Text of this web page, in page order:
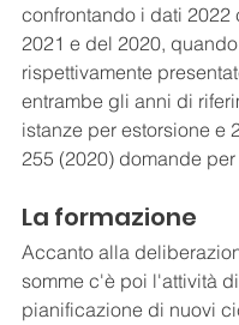
confrontando i dati 2022
2021 e del 2020,
rispettivamente
entrambe gli anni di
istanze per estorsione e
255 (2020) domande per
La formazione
Accanto alla
somme c'è poi l'attività di
pianificazione di nuovi